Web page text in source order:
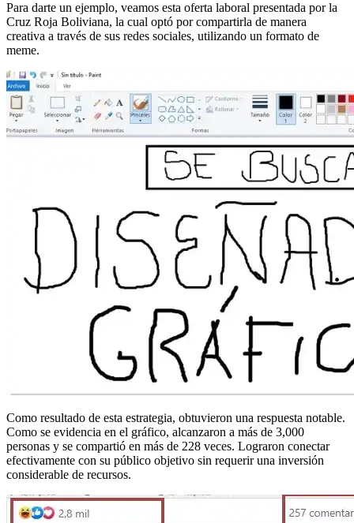
Para darte un ejemplo, veamos esta oferta laboral presentada por la
Cruz Roja Boliviana, la cual optó por compartirla de manera
creativa a través de sus redes sociales, utilizando un formato de
meme.
Como resultado de esta estrategia, obtuvieron una respuesta notable.
Como se evidencia en el gráfico, alcanzaron a más de 3,000
personas y se compartió en más de 228 veces. Lograron conectar
efectivamente con su público objetivo sin requerir una inversión
considerable de recursos.